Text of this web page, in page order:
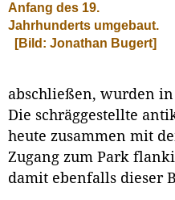
Anfang des 19.
Jahrhunderts umgebaut.
[Bild: Jonathan Bugert]
abschließen, wurden in
Die schräggestellte
heute zusammen mit
Zugang zum Park
damit ebenfalls dieser